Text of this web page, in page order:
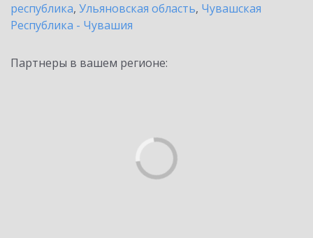
республика, Ульяновская область, Чувашская
Республика - Чувашия
Партнеры в вашем регионе: